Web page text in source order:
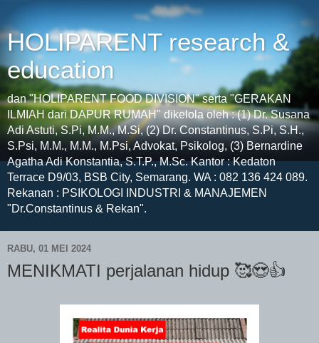
HOLIPARENT research &
education
dan "HOLIPARENT FOOD DIVISION" serta "GERAKAN
ILMIAH dari DAPUR RUMAH" dikelola oleh : (1) Dr. Susana
Adi Astuti, S.Pi, M.M., M.Si, (2) Dr. Constantinus, S.Pi, S.H.,
S.Psi, M.M., M.M., M.Psi, Advokat, Psikolog, (3) Bernardine
Agatha Adi Konstantia, S.T.P., M.Sc. Kantor : Kedaton
Terrace D9/03, BSB City, Semarang. WA : 082 136 424 089.
Rekanan : PSIKOLOGI INDUSTRI & MANAJEMEN
"Dr.Constantinus & Rekan".
RABU, 01 MEI 2024
MENIKMATI perjalanan hidup 🥰😍👍